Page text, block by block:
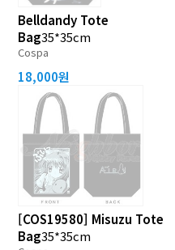
Belldandy Tote
Bag35*35cm
Cospa
18,000원
[COS19580] Misuzu Tote
Bag35*35cm